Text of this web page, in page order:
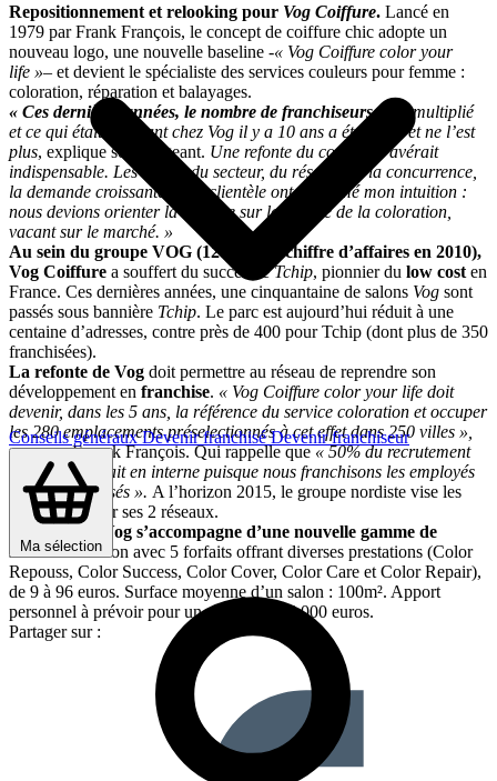
Conseils générauxDevenir franchiséDevenir franchiseur
Ma sélection
Repositionnement et relooking pour Vog Coiffure. Lancé en
1979 par Frank François, le concept de coiffure chic adopte un
nouveau logo, une nouvelle baseline -« Vog Coiffure color your
life »– et devient le spécialiste des services couleurs pour femme :
coloration, réparation et balayages.
« Ces dernières années, le nombre de franchiseurss’est multiplié
et ce qui était innovant chez Vog il y a 10 ans a été copié et ne l’est
plus, explique son dirigeant. Une refonte du concept s’avérait
indispensable. Les études du secteur, du réseau, de la concurrence,
la demande croissante de la clientèle ont confirmé mon intuition :
nous devions orienter la marque sur le service de la coloration,
vacant sur le marché. »
Au sein du groupe VOG (127 M€ de chiffre d’affaires en 2010),
Vog Coiffure a souffert du succès deTchip, pionnier du low cost en
France. Ces dernières années, une cinquantaine de salons Vog sont
passés sous bannière Tchip. Le parc est aujourd’hui réduit à une
centaine d’adresses, contre près de 400 pour Tchip (dont plus de 350
franchisées).
La refonte de Vog doit permettre au réseau de reprendre son
développement en franchise. « Vog Coiffure color your life doit
devenir, dans les 5 ans, la référence du service coloration et occuper
les 280 emplacements préselectionnés à cet effet dans 250 villes »,
annonce Franck François. Qui rappelle que« 50% du recrutement
du groupe se fait en interne puisque nous franchisons les employés
de nos franchisés ». A l’horizon 2015, le groupe nordiste vise les
850 unités pour ses 2 réseaux.
Le nouveau Vog s’accompagne d’une nouvelle gamme de
servicesen salon avec 5 forfaits offrant diverses prestations (Color
Repouss, Color Success, Color Cover, Color Care et Color Repair),
de 9 à 96 euros. Surface moyenne d’un salon : 100m². Apport
personnel à prévoir pour un candidat : 35 000 euros.
Partager sur :